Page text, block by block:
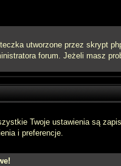
utworzone przez skrypt
forum. Jeżeli masz
Twoje ustawienia są
i preferencje.